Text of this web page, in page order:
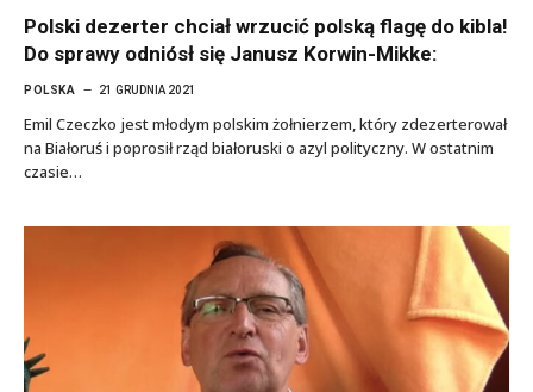
Polski dezerter chciał wrzucić polską flagę do kibla!
Do sprawy odniósł się Janusz Korwin-Mikke:
POLSKA 21 GRUDNIA 2021
Emil Czeczko jest młodym polskim żołnierzem, który zdezerterował
na Białoruś i poprosił rząd białoruski o azyl polityczny. W ostatnim
czasie…